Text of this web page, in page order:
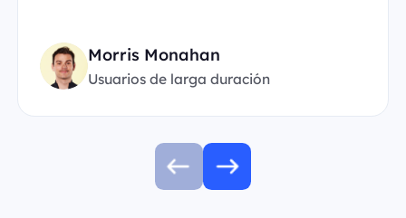
Morris Monahan
Usuarios de larga duración